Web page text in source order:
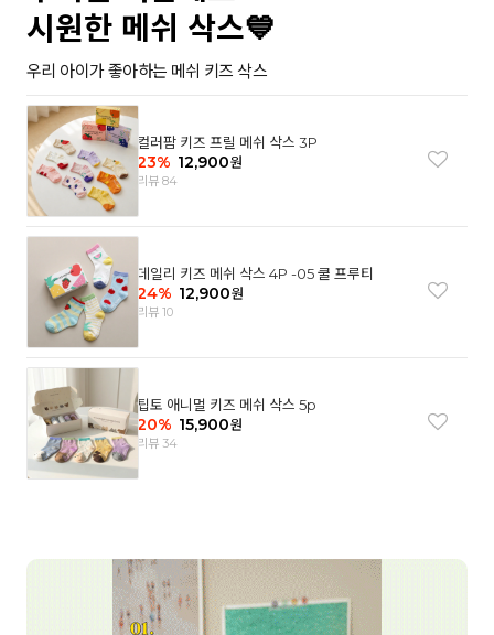
시원한 메쉬 삭스💙
우리 아이가 좋아하는 메쉬 키즈 삭스
컬러팜 키즈 프릴 메쉬 삭스 3P
23% 12,900원
리뷰 84
데일리 키즈 메쉬 삭스 4P -05 쿨 프루티
24% 12,900원
리뷰 10
팁토 애니멀 키즈 메쉬 삭스 5p
20% 15,900원
리뷰 34